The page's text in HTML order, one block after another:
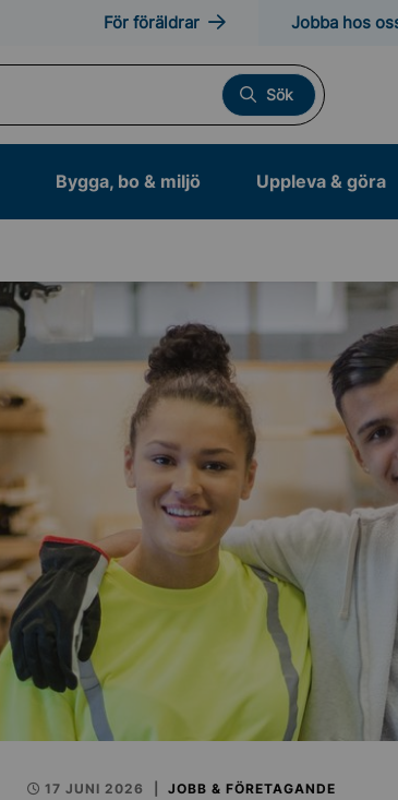
För föräldrar Jobba hos
Sök
Bygga, bo & miljö Uppleva & göra
17 JUNI 2026 JOBB & FÖRETAGANDE